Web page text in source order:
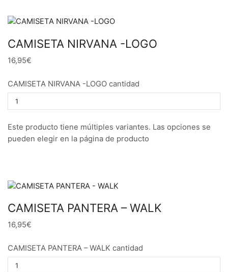
CAMISETA NIRVANA -LOGO
16,95€
CAMISETA NIRVANA -LOGO cantidad
Este producto tiene múltiples variantes. Las opciones se
pueden elegir en la página de producto
CAMISETA PANTERA – WALK
16,95€
CAMISETA PANTERA – WALK cantidad